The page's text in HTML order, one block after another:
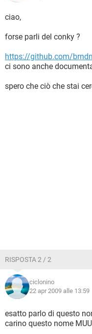
ciao,
forse parli del conky ?
https://github.com/
ci sono anche
spero che ciò che stai
RISPOSTA 2 / 2
ciclonino
22 apr 2009 alle 13:59
esatto parlo di questo
carino questo nome